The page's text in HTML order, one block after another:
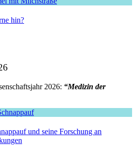
hin?
2026: “Medizin der
und seine Forschung an